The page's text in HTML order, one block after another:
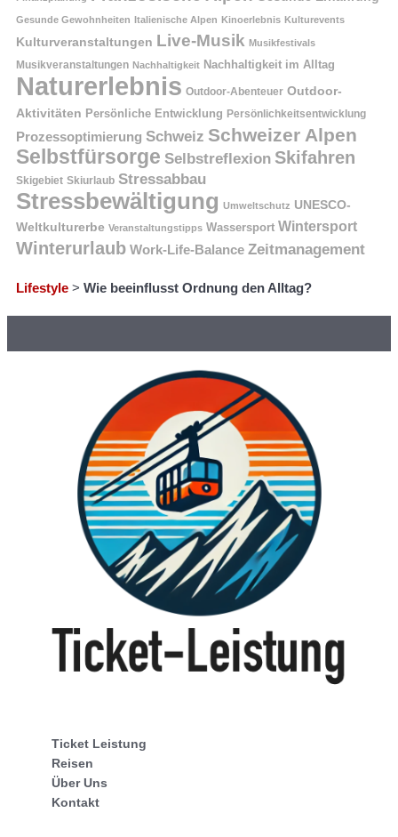
Gesunde Gewohnheiten Italienische Alpen Kinoerlebnis Kulturevents
Kulturveranstaltungen Live-Musik Musikfestivals
Musikveranstaltungen Nachhaltigkeit Nachhaltigkeit im Alltag
Naturerlebnis Outdoor-Abenteuer Outdoor-
Aktivitäten Persönliche Entwicklung Persönlichkeitsentwicklung
Prozessoptimierung Schweiz Schweizer Alpen
Selbstfürsorge Selbstreflexion Skifahren
Skigebiet Skiurlaub Stressabbau
Stressbewältigung Umweltschutz UNESCO-
Weltkulturerbe Veranstaltungstipps Wassersport Wintersport
Winterurlaub Work-Life-Balance Zeitmanagement
Lifestyle > Wie beeinflusst Ordnung den Alltag?
Ticket Leistung
Reisen
Über Uns
Kontakt